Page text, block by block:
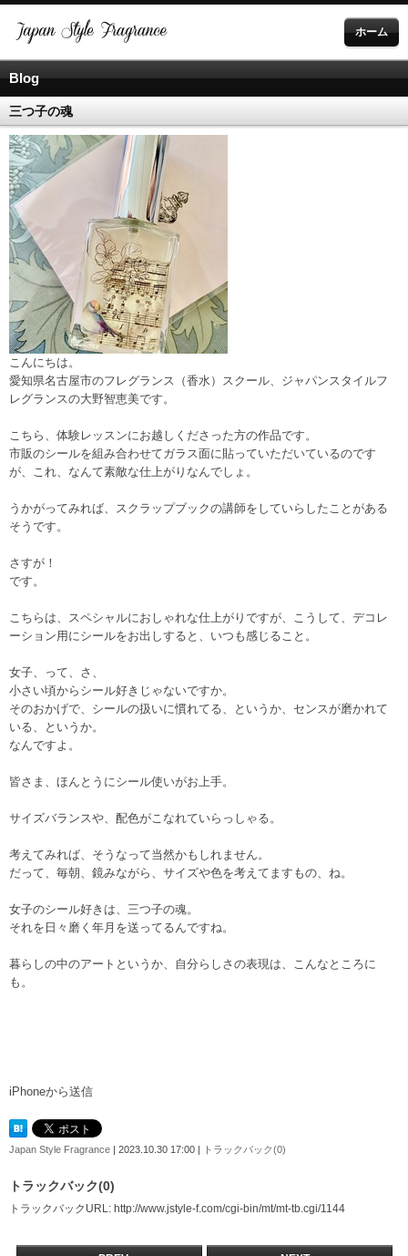
ホーム
Blog
三つ子の魂
こんにちは。
愛知県名古屋市のフレグランス（香水）スクール、ジャパンスタイルフ
レグランスの大野智恵美です。
こちら、体験レッスンにお越しくださった方の作品です。
市販のシールを組み合わせてガラス面に貼っていただいているのです
が、これ、なんて素敵な仕上がりなんでしょ。
うかがってみれば、スクラップブックの講師をしていらしたことがある
そうです。
さすが！
です。
こちらは、スペシャルにおしゃれな仕上がりですが、こうして、デコレ
ーション用にシールをお出しすると、いつも感じること。
女子、って、さ、
小さい頃からシール好きじゃないですか。
そのおかげで、シールの扱いに慣れてる、というか、センスが磨かれて
いる、というか。
なんですよ。
皆さま、ほんとうにシール使いがお上手。
サイズバランスや、配色がこなれていらっしゃる。
考えてみれば、そうなって当然かもしれません。
だって、毎朝、鏡みながら、サイズや色を考えてますもの、ね。
女子のシール好きは、三つ子の魂。
それを日々磨く年月を送ってるんですね。
暮らしの中のアートというか、自分らしさの表現は、こんなところに
も。
iPhoneから送信
Japan Style Fragrance | 2023.10.30 17:00 | トラックバック(0)
トラックバック(0)
トラックバックURL: http://www.jstyle-f.com/cgi-bin/mt/mt-tb.cgi/1144